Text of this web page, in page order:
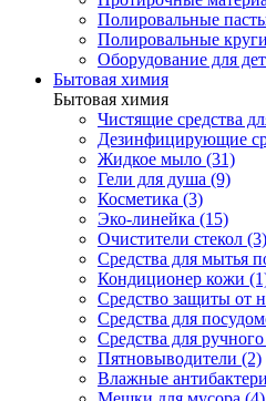
Полировальные
Полировальные
Оборудование для
Бытовая химия
Бытовая химия
Чистящие средства
Дезинфицирующие
Жидкое мыло (31)
Гели для душа (9)
Косметика (3)
Эко-линейка (15)
Очистители стекол (3)
Средства для мытья
Кондиционер кожи
Средство защиты от
Средства для
Средства для
Пятновыводители (2)
Влажные